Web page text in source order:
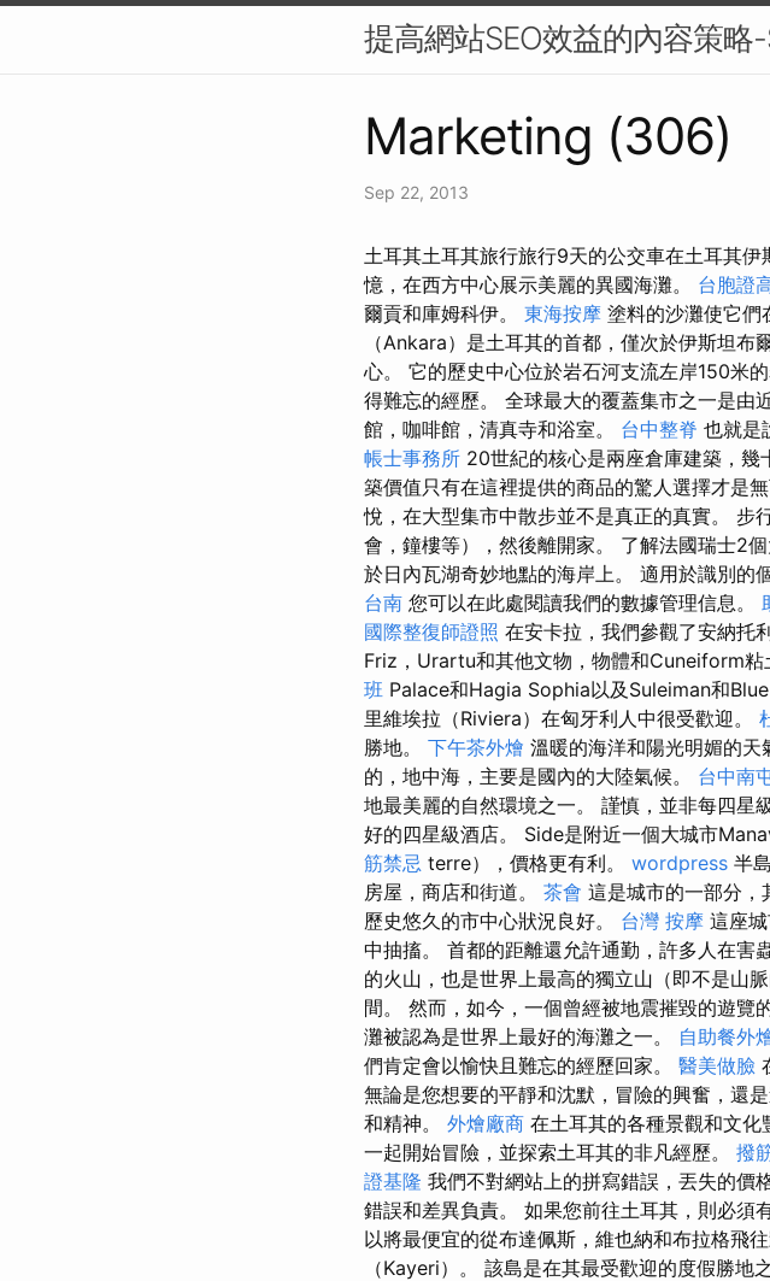
提高網站SEO效益的內容策略-
Marketing (306)
Sep 22, 2013
土耳其土耳其旅行旅行9天的公交車在土耳其
憶，在西方中心展示美麗的異國海灘。 台胞證
爾貢和庫姆科伊。 東海按摩 塗料的沙灘使它們
（Ankara）是土耳其的首都，僅次於伊斯坦
心。 它的歷史中心位於岩石河支流左岸150米
得難忘的經歷。 全球最大的覆蓋集市之一是
館，咖啡館，清真寺和浴室。 台中整脊 也就是
帳士事務所 20世紀的核心是兩座倉庫建築，幾
築價值只有在這裡提供的商品的驚人選擇才是無
悅，在大型集市中散步並不是真正的真實。
會，鐘樓等），然後離開家。 了解法國瑞士2
於日內瓦湖奇妙地點的海岸上。 適用於識別的
台南 您可以在此處閱讀我們的數據管理信息。
國際整復師證照 在安卡拉，我們參觀了安納托
Friz，Urartu和其他文物，物體和Cuneiform
班 Palace和Hagia Sophia以及Suleiman和
里維埃拉（Riviera）在匈牙利人中很受歡迎。
勝地。 下午茶外燴 溫暖的海洋和陽光明媚的
的，地中海，主要是國內的大陸氣候。 台中南
地最美麗的自然環境之一。 謹慎，並非每四星
好的四星級酒店。 Side是附近一個大城市
筋禁忌 terre），價格更有利。 wordpress 半
房屋，商店和街道。 茶會 這是城市的一部分，
歷史悠久的市中心狀況良好。 台灣 按摩 這座
中抽搐。 首都的距離還允許通勤，許多人在
的火山，也是世界上最高的獨立山（即不是山
間。 然而，如今，一個曾經被地震摧毀的遊覽
灘被認為是世界上最好的海灘之一。 自助餐外
們肯定會以愉快且難忘的經歷回家。 醫美做臉
無論是您想要的平靜和沈默，冒險的興奮，還
和精神。 外燴廠商 在土耳其的各種景觀和文化
一起開始冒險，並探索土耳其的非凡經歷。 撥
證基隆 我們不對網站上的拼寫錯誤，丟失的價
錯誤和差異負責。 如果您前往土耳其，則必須
以將最便宜的從布達佩斯，維也納和布拉格飛
（Kayeri）。 該島是在其最受歡迎的度假勝